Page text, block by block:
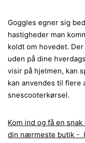
Goggles egner sig
hastigheder man
koldt om hovedet.
uden på dine
visir på hjelmen, kan
kan anvendes til flere
snescooterkørsel.
Kom ind og få en
din nærmeste butik -